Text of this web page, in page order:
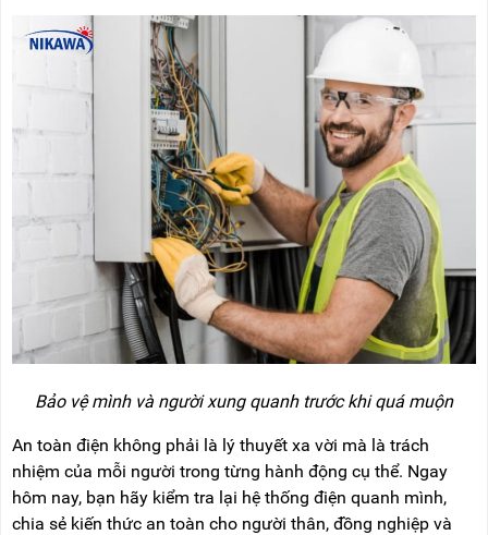
Bảo vệ mình và người xung quanh trước khi quá muộn
An toàn điện không phải là lý thuyết xa vời mà là trách
nhiệm của mỗi người trong từng hành động cụ thể. Ngay
hôm nay, bạn hãy kiểm tra lại hệ thống điện quanh mình,
chia sẻ kiến thức an toàn cho người thân, đồng nghiệp và